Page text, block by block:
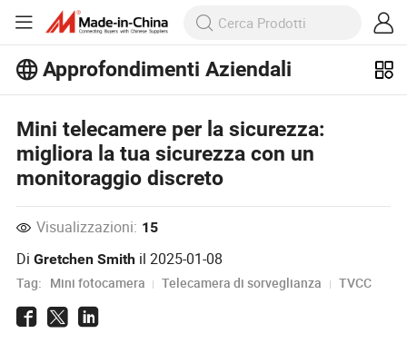
Approfondimenti Aziendali
Mini telecamere per la sicurezza:
migliora la tua sicurezza con un
monitoraggio discreto
Visualizzazioni: 15
DiGretchen Smith il2025-01-08
Tag: Mini fotocamera Telecamera di sorveglianza TVCC